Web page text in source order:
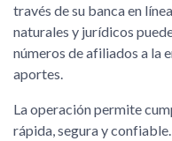
través de su banca en
naturales y jurídicos
números de afiliados a la
aportes.
La operación permite
rápida, segura y